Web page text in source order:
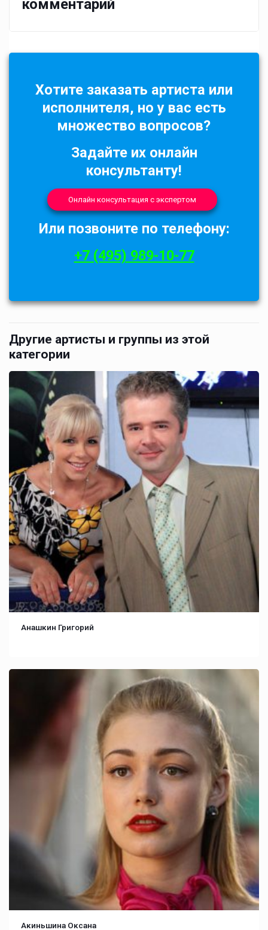
комментарий
Хотите заказать артиста или
исполнителя, но у вас есть
множество вопросов?
Задайте их онлайн
консультанту!
Онлайн консультация с экспертом
Или позвоните по телефону:
+7 (495) 989-10-77
Другие артисты и группы из этой
категории
Анашкин Григорий
Акиньшина Оксана